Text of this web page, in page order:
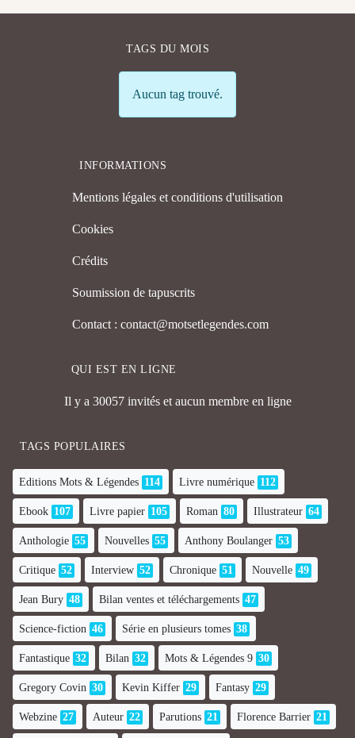
TAGS DU MOIS
Info
Aucun tag trouvé.
INFORMATIONS
Mentions légales et conditions d'utilisation
Cookies
Crédits
Soumission de tapuscrits
Contact : contact@motsetlegendes.com
QUI EST EN LIGNE
Il y a 30057 invités et aucun membre en ligne
TAGS POPULAIRES
Editions Mots & Légendes 114 Livre numérique 112
Ebook 107 Livre papier 105 Roman 80 Illustrateur 64
Anthologie 55 Nouvelles 55 Anthony Boulanger 53
Critique 52 Interview 52 Chronique 51 Nouvelle 49
Jean Bury 48 Bilan ventes et téléchargements 47
Science-fiction 46 Série en plusieurs tomes 38
Fantastique 32 Bilan 32 Mots & Légendes 9 30
Gregory Covin 30 Kevin Kiffer 29 Fantasy 29
Webzine 27 Auteur 22 Parutions 21 Florence Barrier 21